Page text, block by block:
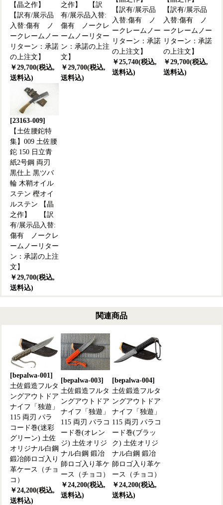
【晶之作】
【訳有/展示品
入替:傷有 ノ
ークレームノー
リターン：承諾
の上注文】
￥29,700(税込,
送料込)
之作】 【訳
有/展示品入替:
傷有 ノークレ
ームノーリター
ン：承諾の上注
文】
￥29,700(税込,
送料込)
【訳有/展示品
入替:傷有 ノ
ークレームノー
リターン：承諾
の上注文】
￥25,740(税込,
送料込)
【訳有/展示品
入替:傷有 ノ
ークレームノー
リターン：承諾
の上注文】
￥29,700(税込,
送料込)
[23163-009]
【土佐腰鉈特
集】009 土佐腰
鉈 150 日立青
紙2号鋼 両刃
黒仕上 黒ツバ
輪 木鞘オイル
ステン 樫オイ
ルステン 【晶
之作】 【訳
有/展示品入替:
傷有 ノークレ
ームノーリター
ン：承諾の上注
文】
￥29,700(税込,
送料込)
関連商品
[bepalwa-001]
土佐鍛造フルタ
ングアウトドア
ナイフ「独遊」
115 両刃 パラ
コード巻(迷彩
グリーン) 土佐
オリジナル白鋼
鍛冶師ロゴ入り
革ケース（チョ
コ）
￥24,200(税込,
送料込)
[bepalwa-003]
土佐鍛造フルタ
ングアウトドア
ナイフ「独遊」
115 両刃 パラコ
ード巻(オレン
ジ) 土佐オリジ
ナル白鋼 鍛冶
師ロゴ入り革ケ
ース（チョコ）
￥24,200(税込,
送料込)
[bepalwa-004]
土佐鍛造フルタ
ングアウトドア
ナイフ「独遊」
115 両刃 パラコ
ード巻(ブラッ
ク) 土佐オリジ
ナル白鋼 鍛冶
師ロゴ入り革ケ
ース（チョコ）
￥24,200(税込,
送料込)